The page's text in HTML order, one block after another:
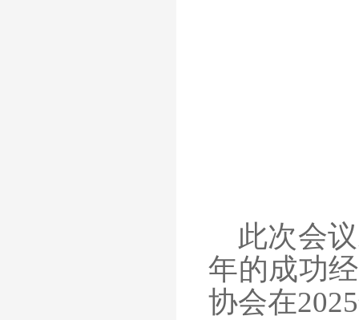
此次会
年的成功
协会在